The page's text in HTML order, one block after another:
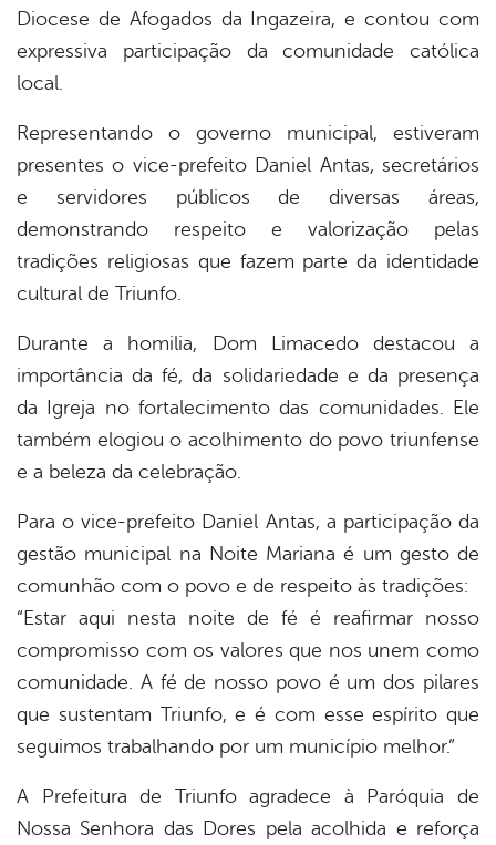
Diocese de Afogados da Ingazeira, e contou com
expressiva participação da comunidade católica
local.
Representando o governo municipal, estiveram
presentes o vice-prefeito Daniel Antas, secretários
e servidores públicos de diversas áreas,
demonstrando respeito e valorização pelas
tradições religiosas que fazem parte da identidade
cultural de Triunfo.
Durante a homilia, Dom Limacedo destacou a
importância da fé, da solidariedade e da presença
da Igreja no fortalecimento das comunidades. Ele
também elogiou o acolhimento do povo triunfense
e a beleza da celebração.
Para o vice-prefeito Daniel Antas, a participação da
gestão municipal na Noite Mariana é um gesto de
comunhão com o povo e de respeito às tradições:
“Estar aqui nesta noite de fé é reafirmar nosso
compromisso com os valores que nos unem como
comunidade. A fé de nosso povo é um dos pilares
que sustentam Triunfo, e é com esse espírito que
seguimos trabalhando por um município melhor.”
A Prefeitura de Triunfo agradece à Paróquia de
Nossa Senhora das Dores pela acolhida e reforça